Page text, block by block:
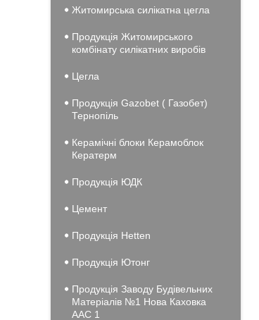
Житомирська силікатна цегла
Продукція Житомирського
комбінату силікатних виробів
Цегла
Продукція Gazobet ( Газобет)
Тернопіль
Керамічні блоки Керамоблок
Кератерм
Продукція ЮДК
Цемент
Продукція Hеtten
Продукція Ютонг
Продукція Заводу Будівельних
Матеріалів №1 Нова Каховка
ААС 1